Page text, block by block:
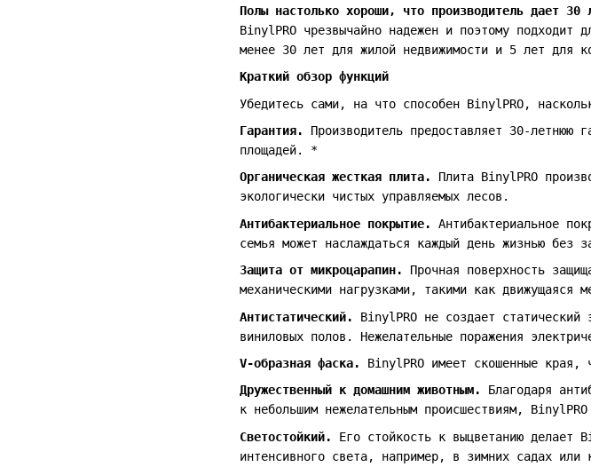
Полы настолько хороши, что производитель дает 30
BinylPRO чрезвычайно надежен и поэтому подходит
менее 30 лет для жилой недвижимости и 5 лет для
Краткий обзор функций
Убедитесь сами, на что способен BinylPRO,
Гарантия. Производитель предоставляет 30-летнюю
площадей. *
Органическая жесткая плита. Плита BinylPRO
экологически чистых управляемых лесов.
Антибактериальное покрытие. Антибактериальное
семья может наслаждаться каждый день жизнью без
Защита от микроцарапин. Прочная поверхность
механическими нагрузками, такими как движущаяся
Антистатический. BinylPRO не создает
виниловых полов. Нежелательные поражения
V-образная фаска. BinylPRO имеет скошенные края,
Дружественный к домашним животным.
Благодаря
к небольшим нежелательным происшествиям,
Светостойкий.
Его стойкость к выцветанию делает
интенсивного света, например, в зимних садах